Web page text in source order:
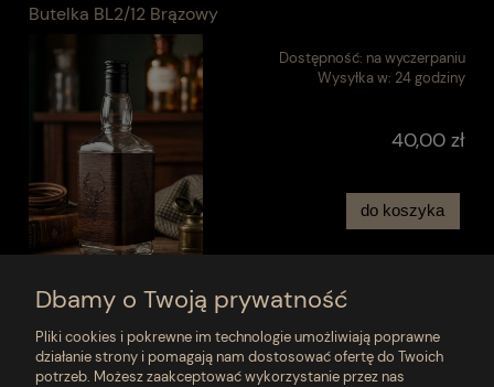
Butelka BL2/12 Brązowy
Dostępność: na wyczerpaniu
Wysyłka w: 24 godziny
40,00 zł
do koszyka
« 1 2 3 4 »
Dbamy o Twoją prywatność
Pliki cookies i pokrewne im technologie umożliwiają poprawne
działanie strony i pomagają nam dostosować ofertę do Twoich
potrzeb. Możesz zaakceptować wykorzystanie przez nas